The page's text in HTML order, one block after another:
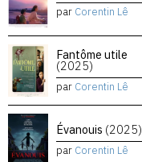
par Corentin Lê
Fantôme utile
(2025)
par Corentin Lê
Évanouis (2025)
par Corentin Lê